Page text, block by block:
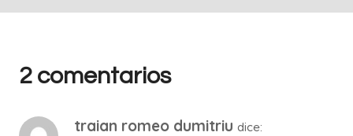
2 comentarios
traian romeo dumitriu dice: